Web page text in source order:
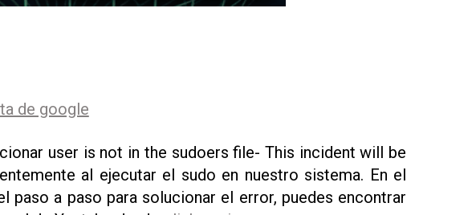
de google
user is not in the sudoers file- This incident will be
al ejecutar el sudo en nuestro sistema. En el
paso a paso para solucionar el error, puedes encontrar